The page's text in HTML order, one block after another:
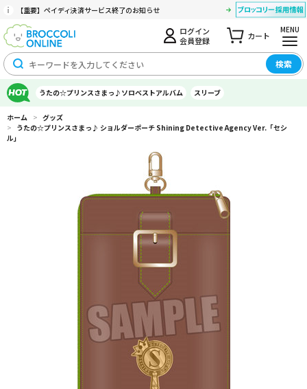
【重要】ペイディ決済サービス終了のお知らせ
ログイン
会員登録
カート
MENU
検索
うたの☆プリンスさまっ♪ソロベストアルバム スリーブ
ホーム > グッズ
> うたの☆プリンスさまっ♪ ショルダーポーチ Shining Detective Agency Ver.「セシ
ル」